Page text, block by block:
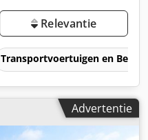
Relevantie
Transportvoertuigen en
Advertentie